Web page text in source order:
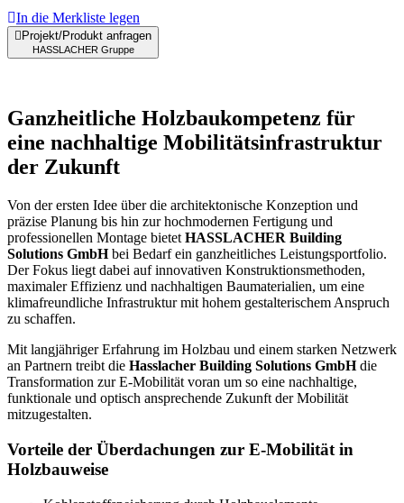
In die Merkliste legen
Projekt/Produkt anfragen
HASSLACHER Gruppe
Ganzheitliche Holzbaukompetenz für
eine nachhaltige Mobilitätsinfrastruktur
der Zukunft
Von der ersten Idee über die architektonische Konzeption und
präzise Planung bis hin zur hochmodernen Fertigung und
professionellen Montage bietet HASSLACHER Building
Solutions GmbHbei Bedarf ein ganzheitliches Leistungsportfolio.
Der Fokus liegt dabei auf innovativen Konstruktionsmethoden,
maximaler Effizienz und nachhaltigen Baumaterialien, um eine
klimafreundliche Infrastruktur mit hohem gestalterischem Anspruch
zu schaffen.
Mit langjähriger Erfahrung im Holzbau und einem starken Netzwerk
an Partnern treibt die Hasslacher Building Solutions GmbHdie
Transformation zur E-Mobilität voran um so eine nachhaltige,
funktionale und optisch ansprechende Zukunft der Mobilität
mitzugestalten.
Vorteile der Überdachungen zur E-Mobilität in
Holzbauweise